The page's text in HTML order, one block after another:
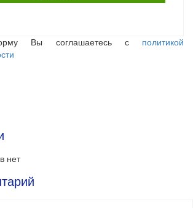
Вы соглашаетесь с политикой
нет